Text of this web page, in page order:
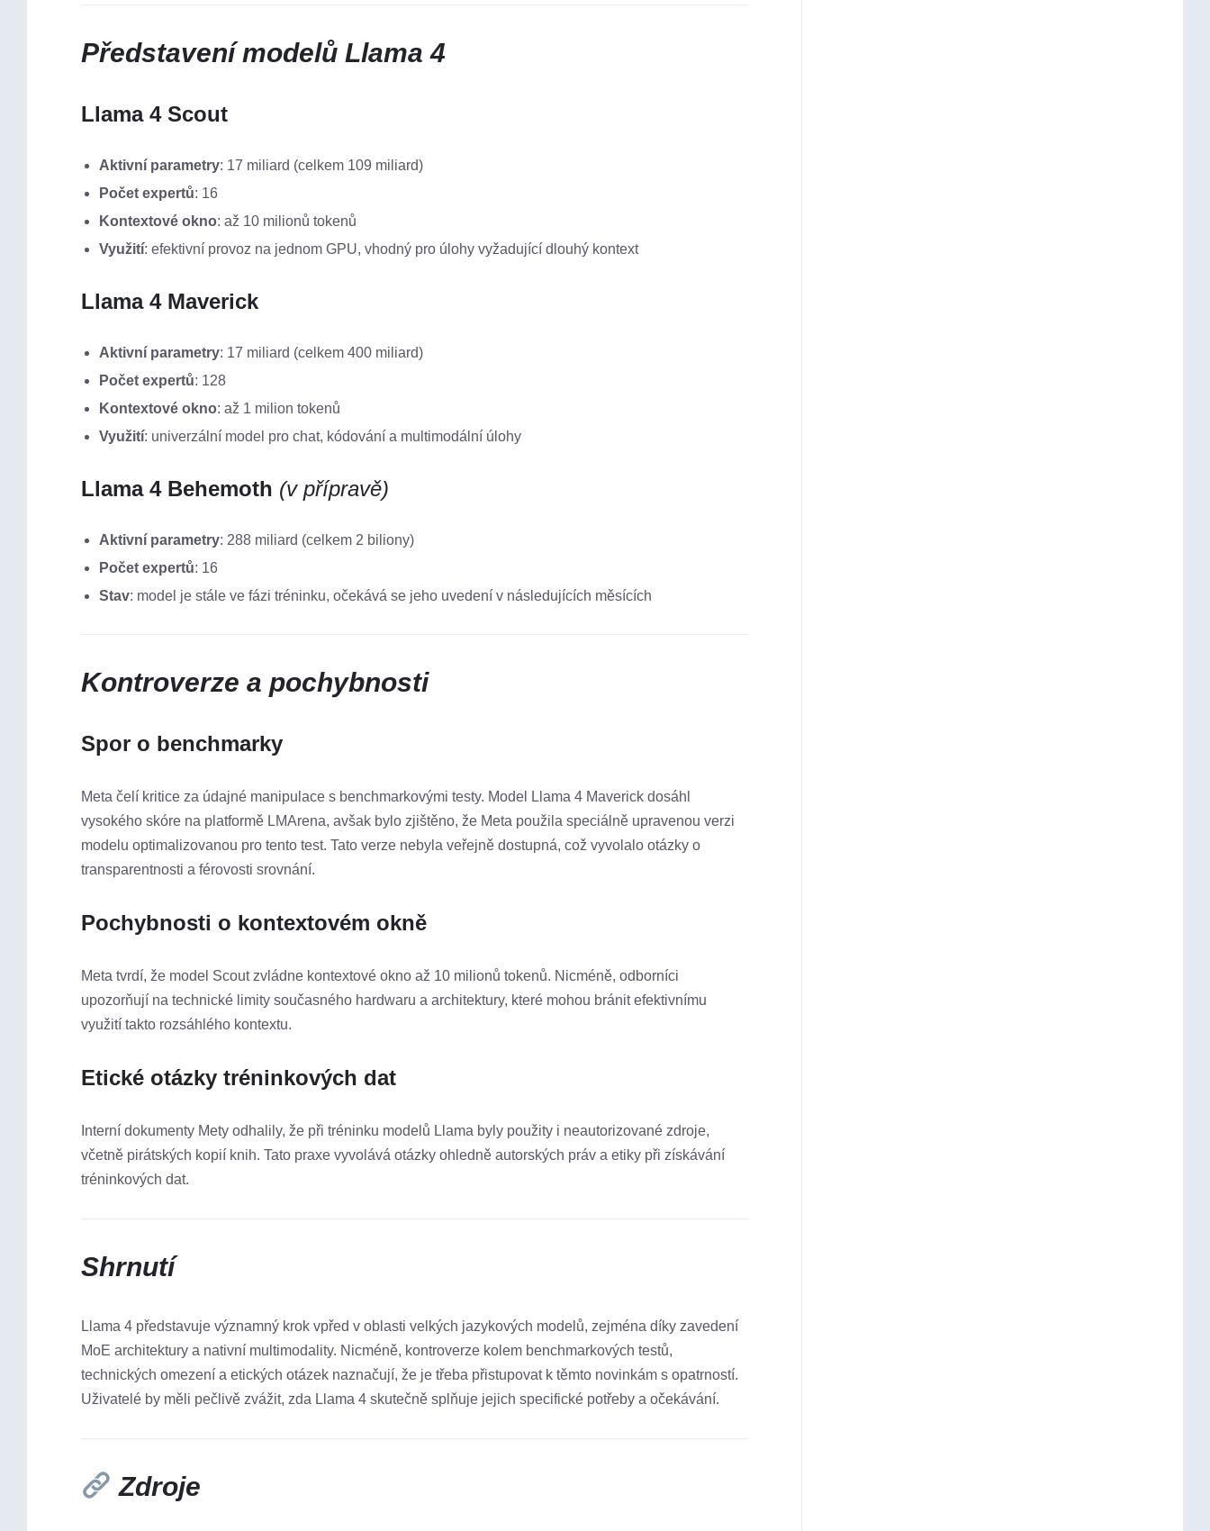
Představení modelů Llama 4
Llama 4 Scout
Aktivní parametry: 17 miliard (celkem 109 miliard)
Počet expertů: 16
Kontextové okno: až 10 milionů tokenů
Využití: efektivní provoz na jednom GPU, vhodný pro úlohy vyžadující dlouhý kontext
Llama 4 Maverick
Aktivní parametry: 17 miliard (celkem 400 miliard)
Počet expertů: 128
Kontextové okno: až 1 milion tokenů
Využití: univerzální model pro chat, kódování a multimodální úlohy​
Llama 4 Behemoth (v přípravě)
Aktivní parametry: 288 miliard (celkem 2 biliony)
Počet expertů: 16
Stav: model je stále ve fázi tréninku, očekává se jeho uvedení v následujících měsících​
Kontroverze a pochybnosti
Spor o benchmarky
Meta čelí kritice za údajné manipulace s benchmarkovými testy. Model Llama 4 Maverick dosáhl
vysokého skóre na platformě LMArena, avšak bylo zjištěno, že Meta použila speciálně upravenou verzi
modelu optimalizovanou pro tento test. Tato verze nebyla veřejně dostupná, což vyvolalo otázky o
transparentnosti a férovosti srovnání.
Pochybnosti o kontextovém okně
Meta tvrdí, že model Scout zvládne kontextové okno až 10 milionů tokenů. Nicméně, odborníci
upozorňují na technické limity současného hardwaru a architektury, které mohou bránit efektivnímu
využití takto rozsáhlého kontextu.
Etické otázky tréninkových dat
Interní dokumenty Mety odhalily, že při tréninku modelů Llama byly použity i neautorizované zdroje,
včetně pirátských kopií knih. Tato praxe vyvolává otázky ohledně autorských práv a etiky při získávání
tréninkových dat. ​
Shrnutí
Llama 4 představuje významný krok vpřed v oblasti velkých jazykových modelů, zejména díky zavedení
MoE architektury a nativní multimodality. Nicméně, kontroverze kolem benchmarkových testů,
technických omezení a etických otázek naznačují, že je třeba přistupovat k těmto novinkám s opatrností.
Uživatelé by měli pečlivě zvážit, zda Llama 4 skutečně splňuje jejich specifické potřeby a očekávání.​
Zdroje